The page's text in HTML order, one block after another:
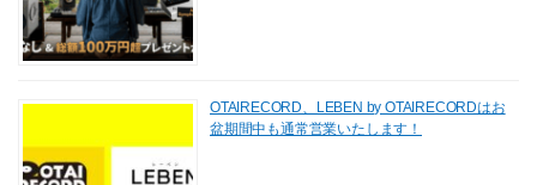
OTAIRECORD、LEBEN by OTAIRECORDはお
盆期間中も通常営業いたします！